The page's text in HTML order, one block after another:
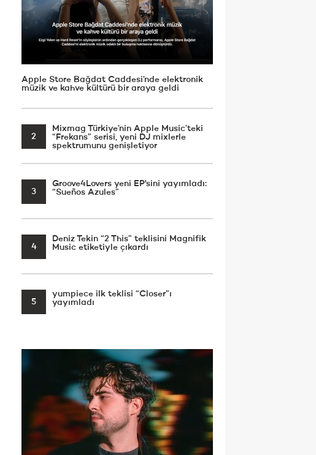
Apple Store Bağdat Caddesi’nde elektronik
müzik ve kahve kültürü bir araya geldi
2
Mixmag Türkiye’nin Apple Music’teki
“Frekans” serisi, yeni DJ mixlerle
spektrumunu genişletiyor
3
Groove4Lovers yeni EP'sini yayımladı:
“Sueños Azules”
4
Deniz Tekin “2 This” teklisini Magnifik
Music etiketiyle çıkardı
5
yumpiece ilk teklisi “Closer”ı
yayımladı